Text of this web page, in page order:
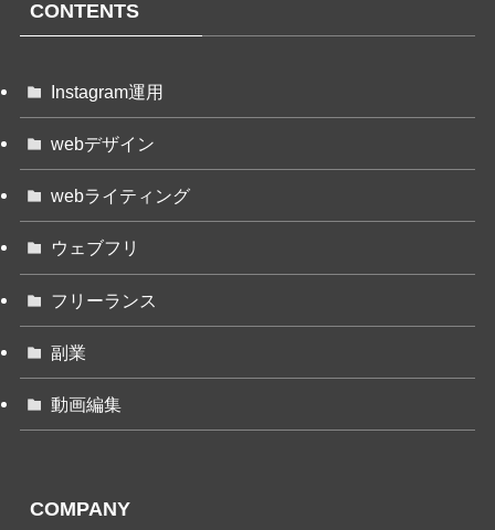
CONTENTS
Instagram運用
webデザイン
webライティング
ウェブフリ
フリーランス
副業
動画編集
COMPANY